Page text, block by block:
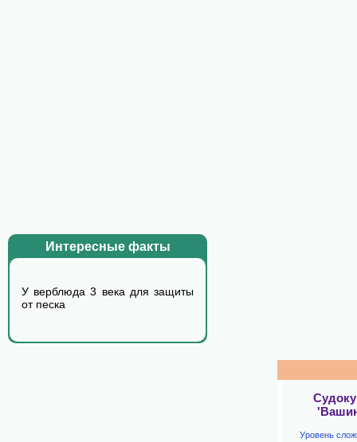
Интересные факты
У верблюда 3 века для защиты
от песка
Уровень